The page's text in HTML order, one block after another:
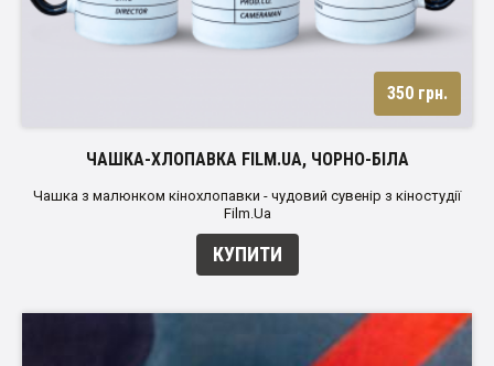
350 грн.
ЧАШКА-ХЛОПАВКА FILM.UA, ЧОРНО-БІЛА
Чашка з малюнком кінохлопавки - чудовий сувенір з кіностудії
Film.Ua
КУПИТИ